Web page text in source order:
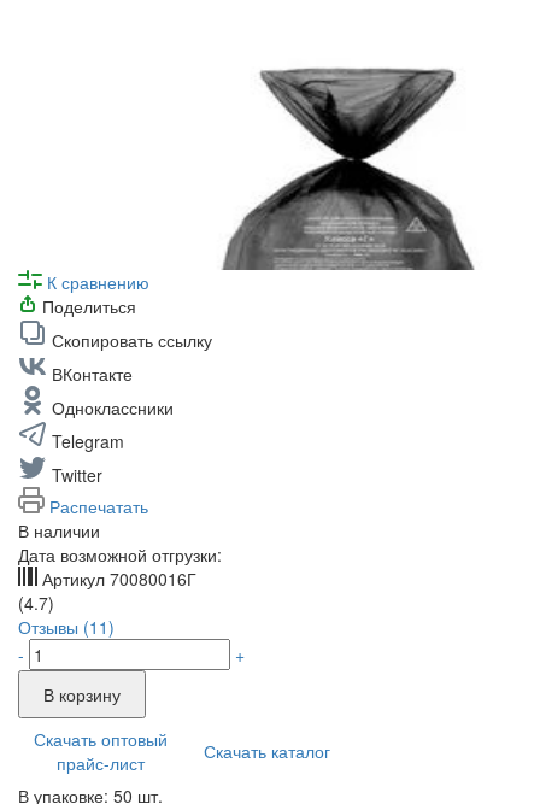
К сравнению
Поделиться
Скопировать ссылку
ВКонтакте
Одноклассники
Telegram
Twitter
Распечатать
В наличии
Дата возможной отгрузки:
Артикул 70080016Г
(4.7)
Отзывы (11)
-
+
В корзину
Скачать оптовый
прайс-лист
Скачать каталог
В упаковке: 50 шт.